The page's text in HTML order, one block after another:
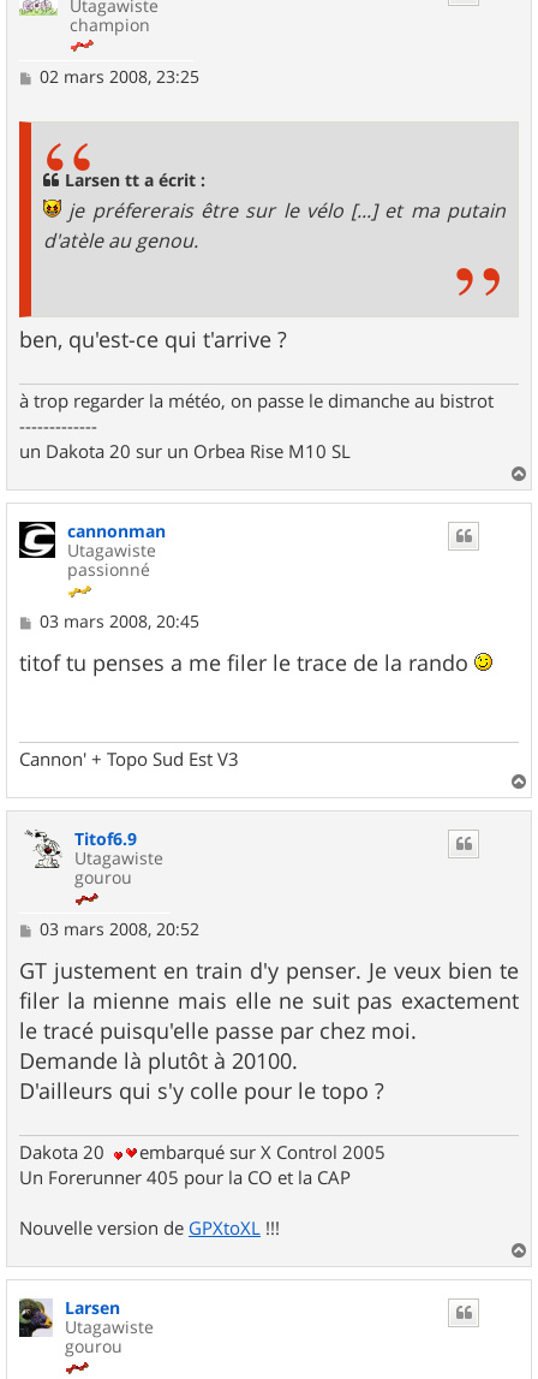
Utagawiste
champion
M
02 mars 2008, 23:25
Larsen tt a écrit :
je préfererais être sur le vélo [...] et ma putain
d'atèle au genou.
ben, qu'est-ce qui t'arrive ?
à trop regarder la météo, on passe le dimanche au bistrot
-------------
un Dakota 20 sur un Orbea Rise M10 SL
a
cannonman
Utagawiste
passionné
M
s
s
03 mars 2008, 20:45
titof tu penses a me filer le trace de la rando
Cannon' + Topo Sud Est V3
a
Titof6.9
Utagawiste
gourou
M
s
s
a
g
e
03 mars 2008, 20:52
GT justement en train d'y penser. Je veux bien te
filer la mienne mais elle ne suit pas exactement
le tracé puisqu'elle passe par chez moi.
Demande là plutôt à 20100.
D'ailleurs qui s'y colle pour le topo ?
Dakota 20
embarqué sur X Control 2005
Un Forerunner 405 pour la CO et la CAP
Nouvelle version de GPXtoXL !!!
a
Larsen
Utagawiste
gourou